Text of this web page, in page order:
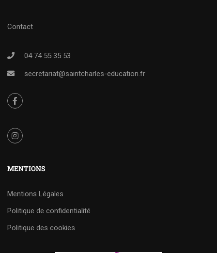
Contact
04 74 55 35 53
secretariat@saintcharles-education.fr
MENTIONS
Mentions Légales
Politique de confidentialité
Politique des cookies